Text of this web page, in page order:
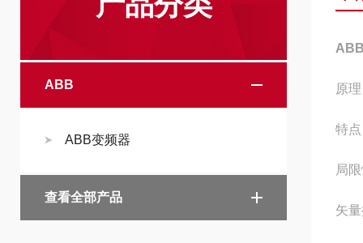
ABB
ABB变频器
查看全部产品
原
特
局
矢